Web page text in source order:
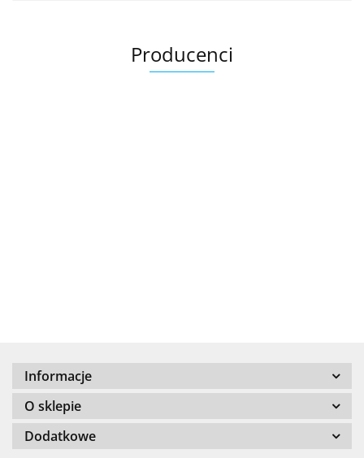
Producenci
Informacje
O sklepie
Dodatkowe